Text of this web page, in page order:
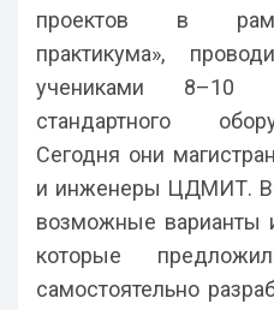
проектов в
практикума»,
учениками 8–10
стандартного
Сегодня они
и инженеры ЦДМИТ.
возможные варианты
которые
самостоятельно